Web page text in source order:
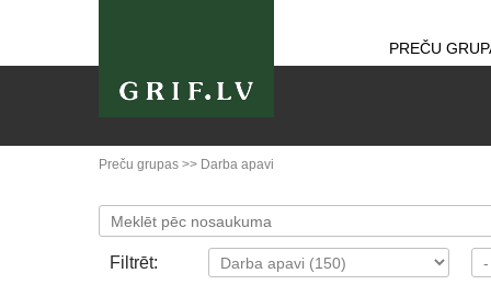
PREČU
Preču grupas >> Darba apavi
Filtrēt: